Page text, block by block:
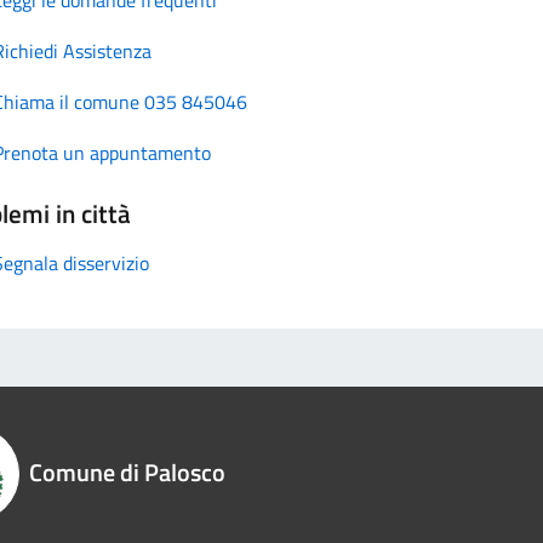
Assistenza
il comune 035 845046
un appuntamento
in città
disservizio
Comune di Palosco